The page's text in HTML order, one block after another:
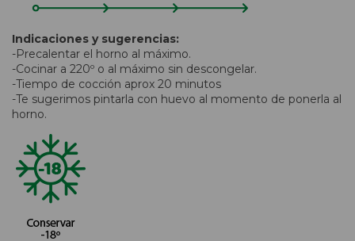
Indicaciones y sugerencias:
-Precalentar el horno al máximo.
-Cocinar a 220º o al máximo sin descongelar.
-Tiempo de cocción aprox 20 minutos
-Te sugerimos pintarla con huevo al momento de ponerla al
horno.